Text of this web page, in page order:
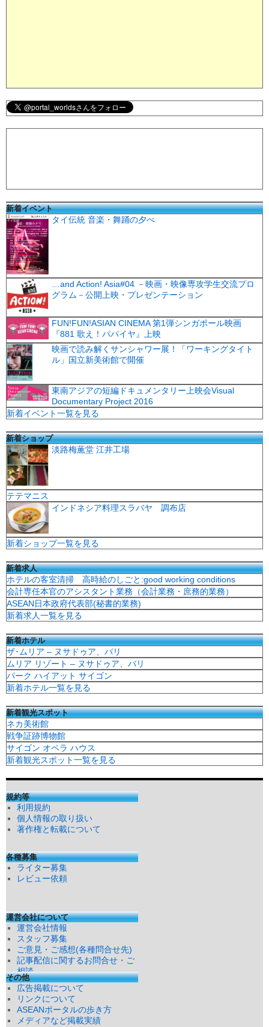
新着イベント
タイ伝統 音楽・舞踊の夕べ
…and Action! Asia#04 －映画・映像専攻学生交流プロ
グラム－公開上映・プレゼンテーション
FUN!FUN!ASIAN CINEMA 第1弾シンガポール映画
『881 歌え！パパイヤ』上映
映画で読み解くサンシャワー展！「ワーキングタイト
ル」国立新美術館で開催
東南アジアの短編ドキュメンタリー上映会Visual
Documentary Project 2016
新着イベント一覧を見る
新着ショップ
淡路梅薫堂 江井工場
テテマニス
インドネシア料理スラバヤ 調布店
新着ショップ一覧を見る
新着求人
ホテルの客室清掃 高時給のしごと:good working conditions
会計専任本官のアシスタント業務（会計業務・庶務的業務）
ASEAN日本政府代表部(秘書的業務)
新着求人一覧を見る
新着ホテル
ザ･ムリア – ヌサドゥア、バリ
ムリア リゾート – ヌサドゥア、バリ
パーク ハイアット サイゴン
新着ホテル一覧を見る
新着観光スポット
ネカ美術館
戦争証跡博物館
サイゴン オペラ ハウス
新着観光スポット一覧を見る
規約等
利用規約
個人情報の取り扱い
著作権と転載について
各種募集
ライター募集
レビュー依頼
運営会社について
運営会社情報
スタッフ募集
ご意見・ご感想(各種問合せ先)
記事配信に関するお問合せ・ご
相談
その他
広告掲載について
リンクについて
ASEANポータルの歩き方
メディアなど掲載実績